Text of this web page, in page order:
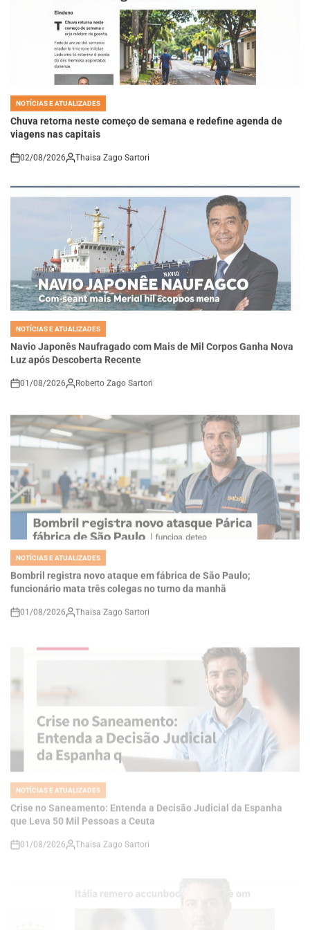
POSTED
Chuva retorna neste começo de semana e redefine agenda de
viagens nas capitais
POSTED
IN
NOTÍCIAS E ATUALIZADES
Navio Japonês Naufragado com Mais de Mil Corpos Ganha Nova
Luz após Descoberta Recente
on
01/08/2026 Roberto Zago Sartori
POSTED
IN
NOTÍCIAS E ATUALIZADES
Bombril registra novo ataque em fábrica de São Paulo;
funcionário mata três colegas no turno da manhã
on
01/08/2026 Thaisa Zago Sartori
NOTÍCIAS E ATUALIZADES
Crise no Saneamento: Entenda a Decisão Judicial da Espanha
que Leva 50 Mil Pessoas a Ceuta
on
01/08/2026 Thaisa Zago Sartori